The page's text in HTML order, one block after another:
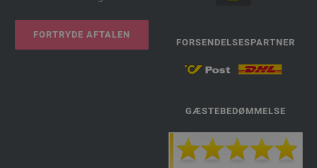
FORTRYDE AFTALEN
FORSENDELSESPARTNER
GÆSTEBEDØMMELSE